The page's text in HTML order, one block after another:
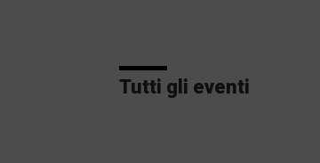
Tutti gli eventi